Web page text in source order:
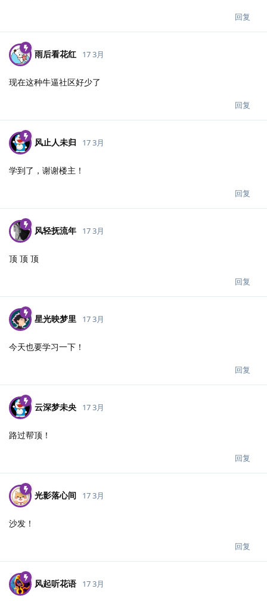
回复
雨后看花红 17 3月
现在这种牛逼社区好少了
回复
风止人未归 17 3月
学到了，谢谢楼主！
回复
风轻抚流年 17 3月
顶 顶 顶
回复
星光映梦里 17 3月
今天也要学习一下！
回复
云深梦未央 17 3月
路过帮顶！
回复
光影落心间 17 3月
沙发！
回复
风起听花语 17 3月